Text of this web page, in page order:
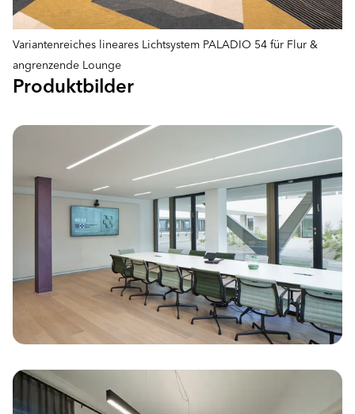
Variantenreiches lineares Lichtsystem PALADIO 54 für Flur &
angrenzende Lounge
Produktbilder